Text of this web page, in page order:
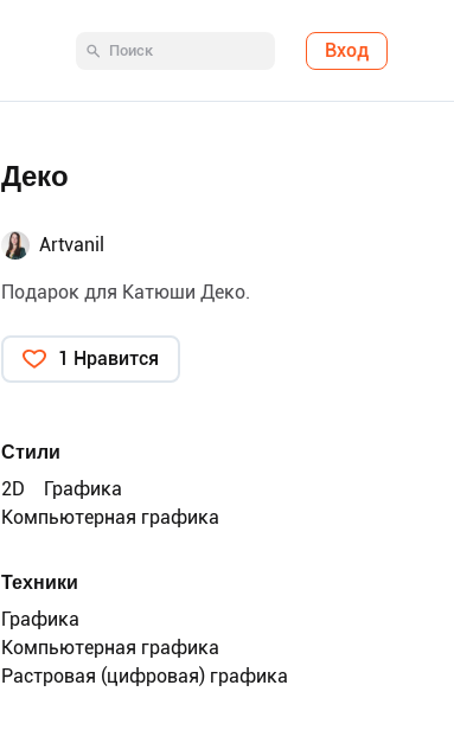
Вход
Деко
Artvanil
Подарок для Катюши Деко.
1 Нравится
Стили
2D
Графика
Компьютерная графика
Техники
Графика
Компьютерная графика
Растровая (цифровая) графика